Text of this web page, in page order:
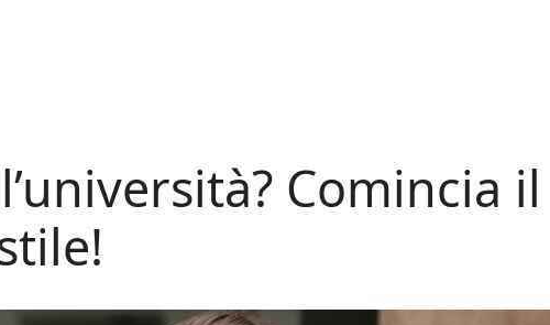
Comincia